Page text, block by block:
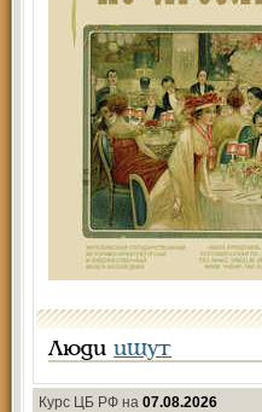
Люди ищут
Курс ЦБ РФ на 07.08.2026